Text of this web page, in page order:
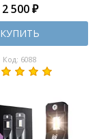
2 500 ₽
КУПИТЬ
Код: 6088